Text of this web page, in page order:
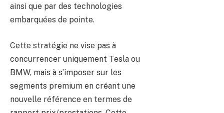
ainsi que par des technologies
embarquées de pointe.
Cette stratégie ne vise pas à
concurrencer uniquement Tesla ou
BMW, mais à s’imposer sur les
segments premium en créant une
nouvelle référence en termes de